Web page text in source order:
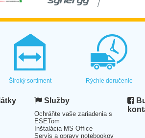
Široký sortiment Rýchle doručenie
Služby
Ochráňte vaše zariadenia s
ESETom
Inštalácia MS Office
Servis a opravy notebookov